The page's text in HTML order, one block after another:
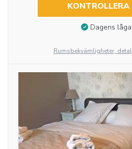
KONTROLLERA
Dagens
Rumsbekvämligheter,